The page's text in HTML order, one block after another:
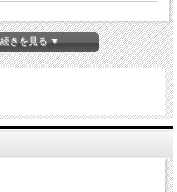
ーネットの原石が入荷しました！
有名な奈良県天川村は古来より「ミス
きを見る ▼